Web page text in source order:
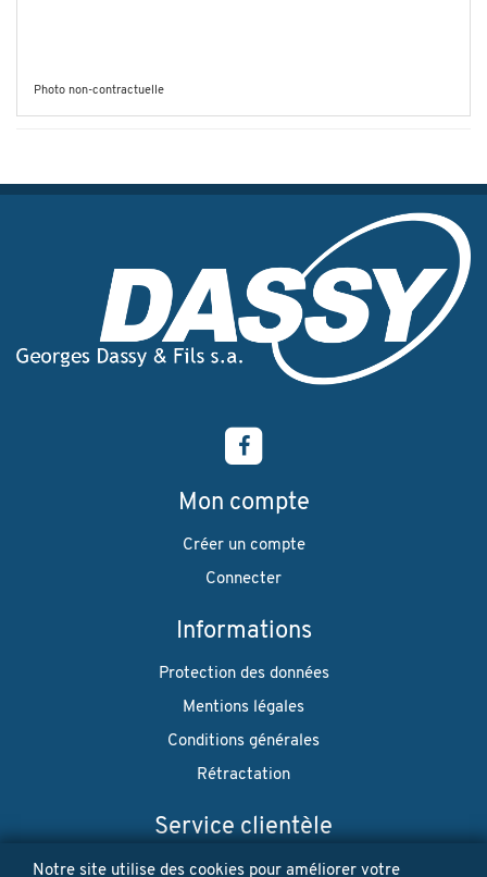
Photo non-contractuelle
Mon compte
Créer un compte
Connecter
Informations
Protection des données
Mentions légales
Conditions générales
Rétractation
Service clientèle
Envoi
Notre site utilise des cookies pour améliorer votre